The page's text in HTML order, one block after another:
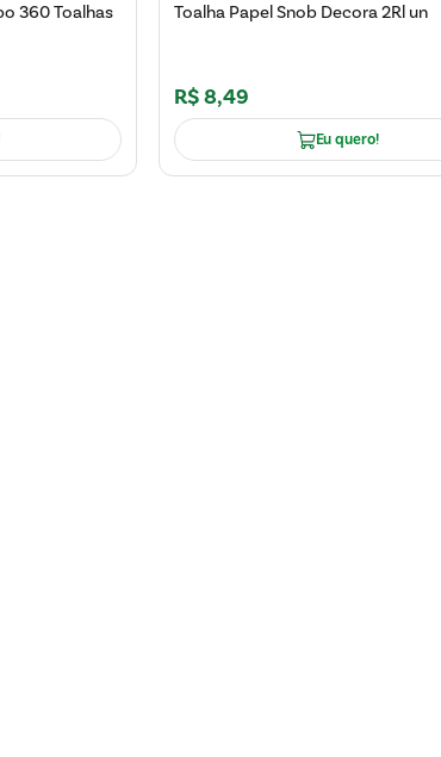
360 Toalhas
Toalha Papel Snob Decora 2Rl un
R$8,49
Eu quero!